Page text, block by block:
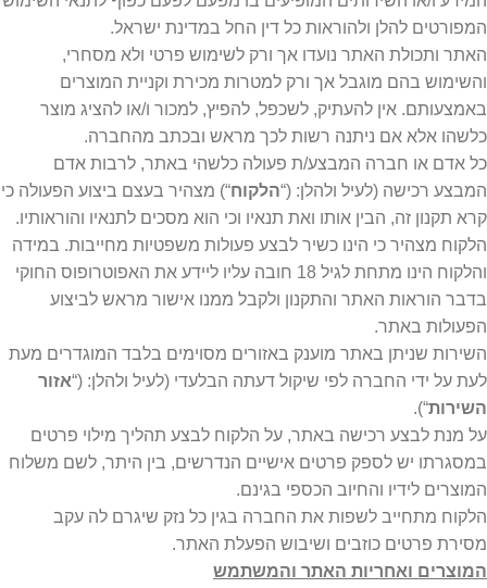
המפורטים להלן ולהוראות כל דין החל במדינת ישראל.
האתר ותכולת האתר נועדו אך ורק לשימוש פרטי ולא מסחרי,
והשימוש בהם מוגבל אך ורק למטרות מכירת וקניית המוצרים
באמצעותם. אין להעתיק, לשכפל, להפיץ, למכור ו/או להציג מוצר
כלשהו אלא אם ניתנה רשות לכך מראש ובכתב מהחברה.
כל אדם או חברה המבצע/ת פעולה כלשהי באתר, לרבות אדם
המבצע רכישה (לעיל ולהלן: (“הלקוח“) מצהיר בעצם ביצוע הפעולה כי
קרא תקנון זה, הבין אותו ואת תנאיו וכי הוא מסכים לתנאיו והוראותיו.
הלקוח מצהיר כי הינו כשיר לבצע פעולות משפטיות מחייבות. במידה
והלקוח הינו מתחת לגיל 18 חובה עליו ליידע את האפוטרופוס החוקי
בדבר הוראות האתר והתקנון ולקבל ממנו אישור מראש לביצוע
הפעולות באתר.
השירות שניתן באתר מוענק באזורים מסוימים בלבד המוגדרים מעת
לעת על ידי החברה לפי שיקול דעתה הבלעדי (לעיל ולהלן: (“אזור
השירות“).
על מנת לבצע רכישה באתר, על הלקוח לבצע תהליך מילוי פרטים
במסגרתו יש לספק פרטים אישיים הנדרשים, בין היתר, לשם משלוח
המוצרים לידיו והחיוב הכספי בגינם.
הלקוח מתחייב לשפות את החברה בגין כל נזק שיגרם לה עקב
מסירת פרטים כוזבים ושיבוש הפעלת האתר.
המוצרים ואחריות האתר והמשתמש